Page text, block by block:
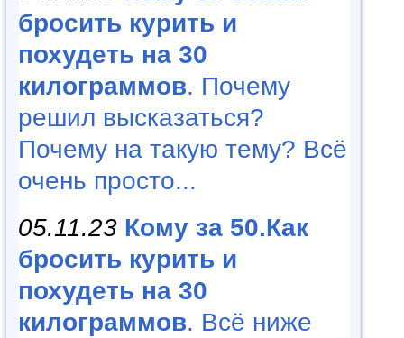
бросить курить и
похудеть на 30
килограммов. Почему
решил высказаться?
Почему на такую тему? Всё
очень просто...
05.11.23 Кому за 50.Как
бросить курить и
похудеть на 30
килограммов. Всё ниже